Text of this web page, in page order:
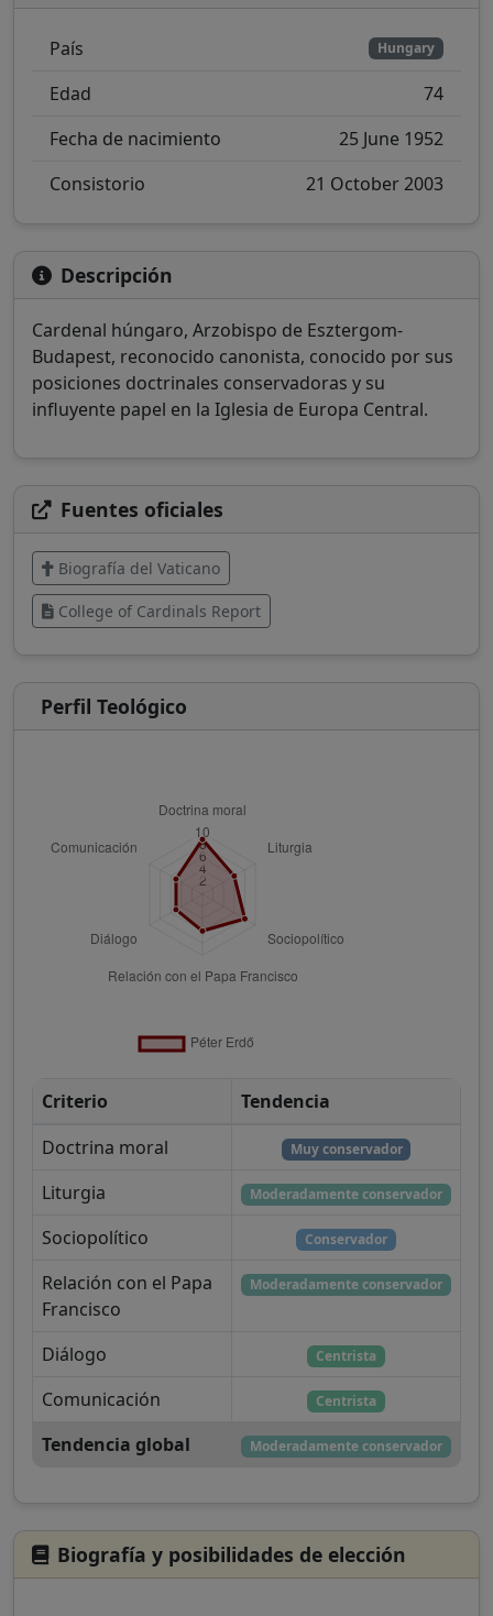
País Hungary
Edad
74
Fecha de nacimiento
25 June 1952
Consistorio
21 October 2003
Descripción
Cardenal húngaro, Arzobispo de Esztergom-
Budapest, reconocido canonista, conocido por sus
posiciones doctrinales conservadoras y su
influyente papel en la Iglesia de Europa Central.
Fuentes oficiales
Biografía del Vaticano
College of Cardinals Report
Perfil Teológico
Criterio
Tendencia
Doctrina moral
Muy conservador
Liturgia Moderadamente conservador
Sociopolítico Conservador
Relación con el Papa
Francisco
Moderadamente conservador
Diálogo Centrista
Comunicación Centrista
Tendencia global Moderadamente conservador
Biografía y posibilidades de elección